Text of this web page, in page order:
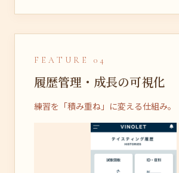
FEATURE 04
履歴管理・成長の可視化
練習を「積み重ね」に変える仕組み。